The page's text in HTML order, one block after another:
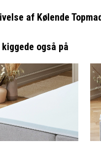
af Kølende
også på